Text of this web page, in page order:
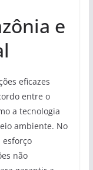
e
eficazes
entre o
a tecnologia
ambiente. No
não